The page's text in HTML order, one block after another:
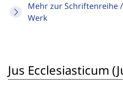
Mehr zur Schriftenreihe
Werk
Jus Ecclesiasticum